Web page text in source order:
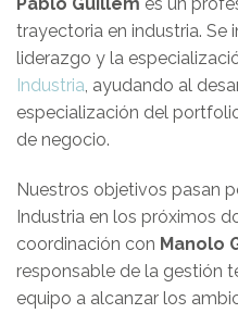
trayectoria en industria. Se
liderazgo y la
Industria, ayudando al
especialización del
de negocio.
Nuestros objetivos pasan
Industria en los próximos
coordinación con Manolo
responsable de la gestión
equipo a alcanzar los